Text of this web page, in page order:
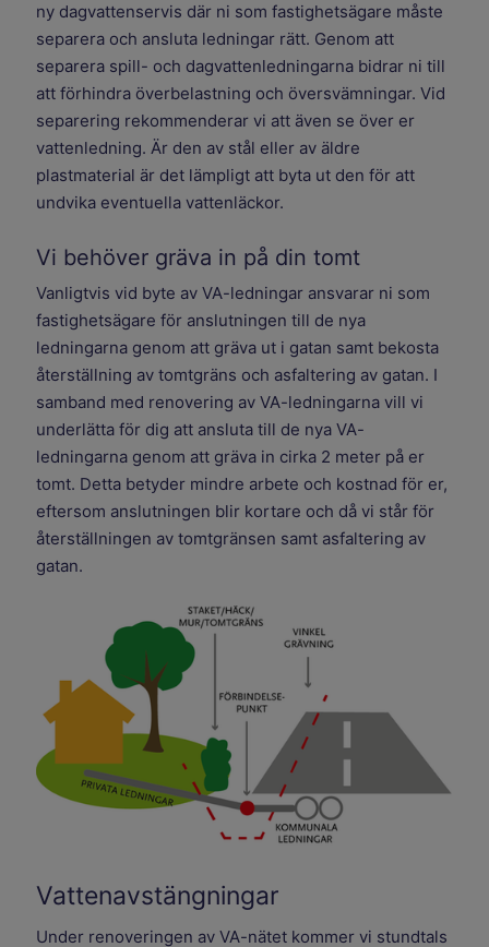
ny dagvattenservis där ni som fastighetsägare måste
separera och ansluta ledningar rätt. Genom att
separera spill- och dagvattenledningarna bidrar ni till
att förhindra överbelastning och översvämningar. Vid
separering rekommenderar vi att även se över er
vattenledning. Är den av stål eller av äldre
plastmaterial är det lämpligt att byta ut den för att
undvika eventuella vattenläckor.
Vi behöver gräva in på din tomt
Vanligtvis vid byte av VA-ledningar ansvarar ni som
fastighetsägare för anslutningen till de nya
ledningarna genom att gräva ut i gatan samt bekosta
återställning av tomtgräns och asfaltering av gatan. I
samband med renovering av VA-ledningarna vill vi
underlätta för dig att ansluta till de nya VA-
ledningarna genom att gräva in cirka 2 meter på er
tomt. Detta betyder mindre arbete och kostnad för er,
eftersom anslutningen blir kortare och då vi står för
återställningen av tomtgränsen samt asfaltering av
gatan.
Vattenavstängningar
Under renoveringen av VA-nätet kommer vi stundtals